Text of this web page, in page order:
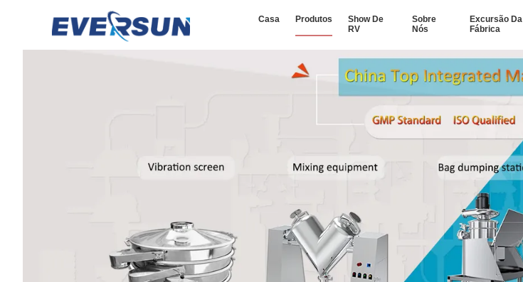
Casa Produtos
Show De
RV
Sobre
Nós
Excursão Da
Fábrica